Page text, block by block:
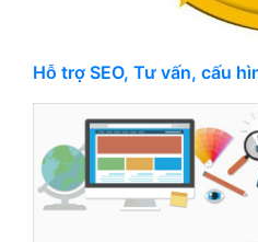
Hỗ trợ SEO, Tư vấn, cấu